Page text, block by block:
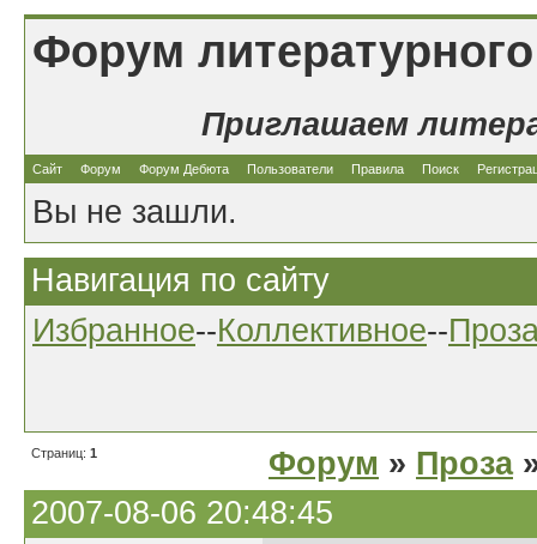
Форум
Приглашаем
Сайт Форум Форум Дебюта Пользователи Правила Поиск
Вы не зашли.
Навигация по сайту
Избранное--Коллективное--
Страниц: 1 Форум » Проза
2007-08-06 20:48:45